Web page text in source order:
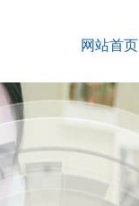
网站首页